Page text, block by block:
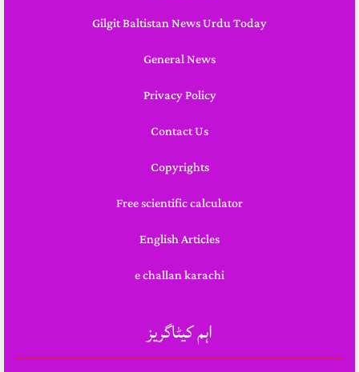
Gilgit Baltistan News Urdu Today
General News
Privacy Policy
Contact Us
Copyrights
Free scientific calculator
English Articles
e challan karachi
اہم کیٹاگریز